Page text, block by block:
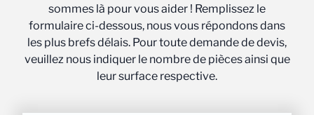
sommes là pour vous aider ! Remplissez le
formulaire ci-dessous, nous vous répondons dans
les plus brefs délais. Pour toute demande de devis,
veuillez nous indiquer le nombre de pièces ainsi que
leur surface respective.